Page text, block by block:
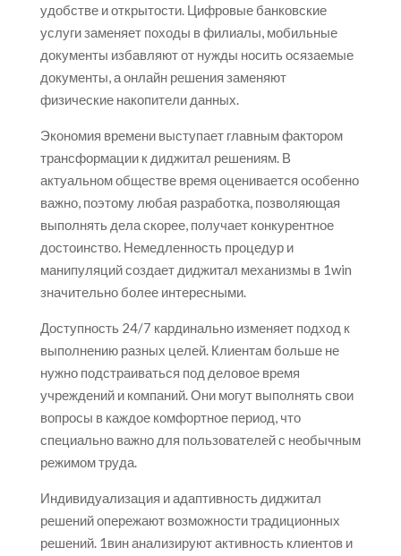
удобстве и открытости. Цифровые банковские
услуги заменяет походы в филиалы, мобильные
документы избавляют от нужды носить осязаемые
документы, а онлайн решения заменяют
физические накопители данных.
Экономия времени выступает главным фактором
трансформации к диджитал решениям. В
актуальном обществе время оценивается особенно
важно, поэтому любая разработка, позволяющая
выполнять дела скорее, получает конкурентное
достоинство. Немедленность процедур и
манипуляций создает диджитал механизмы в 1win
значительно более интересными.
Доступность 24/7 кардинально изменяет подход к
выполнению разных целей. Клиентам больше не
нужно подстраиваться под деловое время
учреждений и компаний. Они могут выполнять свои
вопросы в каждое комфортное период, что
специально важно для пользователей с необычным
режимом труда.
Индивидуализация и адаптивность диджитал
решений опережают возможности традиционных
решений. 1вин анализируют активность клиентов и